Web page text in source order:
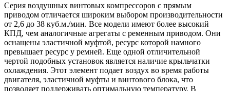
Серия воздушных винтовых компрессоров с прямым
приводом отличается широким выбором производительности
от 2,6 до 38 куб.м./мин. Все модели имеют более высокий
КПД, чем аналогичные агрегаты с ременным приводом. Они
оснащены эластичной муфтой, ресурс которой намного
превышает ресурс у ремней. Еще одной отличительной
чертой подобных установок является наличие крыльчатки
охлаждения. Этот элемент подает воздух во время работы
двигателя, эластичной муфты и винтового блока, что
позволяет поддерживать оптимальную температуру. В